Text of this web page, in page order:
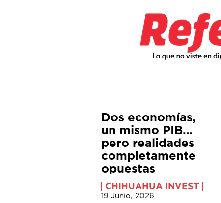
Dos economías,
un mismo PIB…
pero realidades
completamente
opuestas
CHIHUAHUA INVEST
19 Junio, 2026